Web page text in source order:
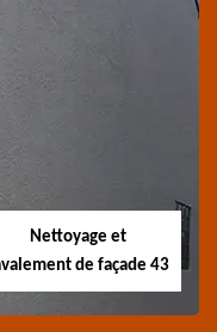
toiture 43
Devis réparation de
43 Haute-Loire
Nettoyage et
de façade 43